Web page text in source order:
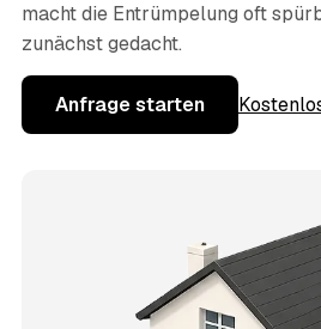
macht die Entrümpelung oft
zunächst gedacht.
Anfrage starten